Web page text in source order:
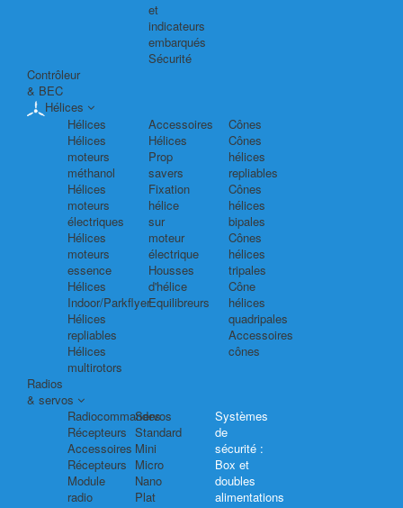
et
indicateurs
embarqués
Sécurité
Contrôleur
& BEC
Hélices
Hélices
Hélices
moteurs
méthanol
Hélices
moteurs
électriques
Hélices
moteurs
essence
Hélices
Indoor/Parkflyer
Hélices
repliables
Hélices
multirotors
Accessoires
Hélices
Prop
savers
Fixation
hélice
sur
moteur
électrique
Housses
d'hélice
Equilibreurs
Cônes
Cônes
hélices
repliables
Cônes
hélices
bipales
Cônes
hélices
tripales
Cône
hélices
quadripales
Accessoires
cônes
Radios
& servos
Radiocommandes
Récepteurs
Accessoires
Récepteurs
Module
radio
Servos
Standard
Mini
Micro
Nano
Plat
Systèmes
de
sécurité :
Box et
doubles
alimentations